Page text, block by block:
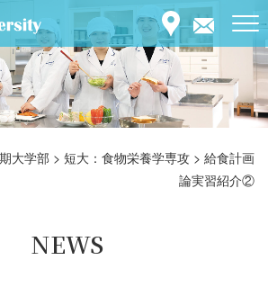
大学部 > 短大：食物栄養学専攻 > 給食計画
論実習紹介②
NEWS